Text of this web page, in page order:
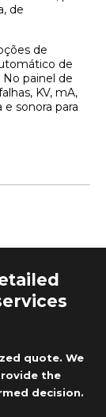
de
de
de
No painel de
KV, mA,
sonora para
quote. We
the
decision.